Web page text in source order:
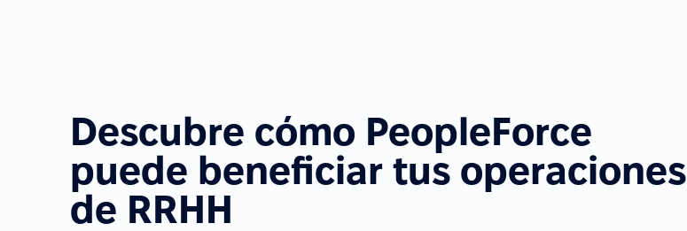
Descubre cómo PeopleForce
puede beneficiar tus operaciones
de RRHH